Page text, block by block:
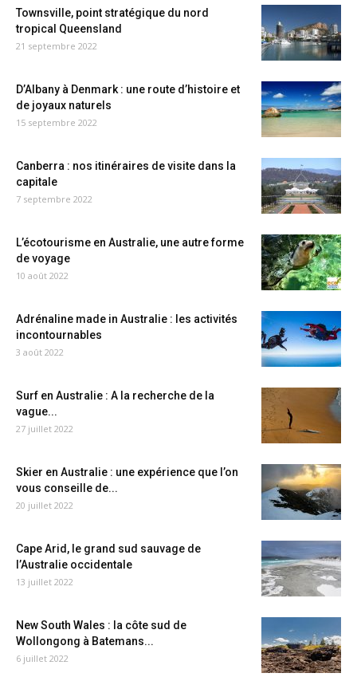
Townsville, point stratégique du nord
tropical Queensland
21 septembre 2022
D’Albany à Denmark : une route d’histoire et
de joyaux naturels
15 septembre 2022
Canberra : nos itinéraires de visite dans la
capitale
7 septembre 2022
L’écotourisme en Australie, une autre forme
de voyage
10 août 2022
Adrénaline made in Australie : les activités
incontournables
3 août 2022
Surf en Australie : A la recherche de la
vague...
27 juillet 2022
Skier en Australie : une expérience que l’on
vous conseille de...
20 juillet 2022
Cape Arid, le grand sud sauvage de
l’Australie occidentale
13 juillet 2022
New South Wales : la côte sud de
Wollongong à Batemans...
6 juillet 2022